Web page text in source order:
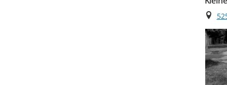
Ort